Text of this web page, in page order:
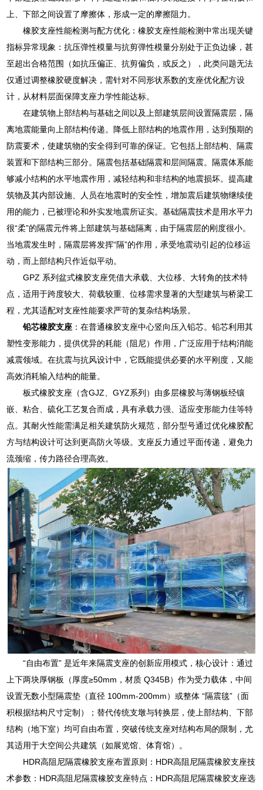
上、下部之间设置了摩擦体，形成一定的摩擦阻力。
橡胶支座性能检测与配方优化：橡胶支座性能检测中常出现关键
指标异常现象：抗压弹性模量与抗剪弹性模量分别处于正负边缘，甚
至超出合格范围（如抗压偏正、抗剪偏负，或反之），此类问题无法
仅通过调整橡胶硬度解决，需针对不同形状系数的支座优化配方设
计，从材料层面保障支座力学性能达标。
在建筑物上部结构与基础之间以及上部建筑层间设置隔震层，隔
离地震能量向上部结构传递。降低上部结构的地震作用，达到预期的
防震要术，使建筑物的安全得到可靠的保证。它包括上部结构、隔震
装置和下部结构三部分。隔震包括基础隔震和层间隔震。隔震体系能
够减小结构的水平地震作用，减轻结构和非结构的地震损坏。提高建
筑物及其内部设施、人员在地震时的安全性，增加震后建筑物继续使
用的能力，已被理论和外实发地震所证实。基础隔震技术是用水平力
很“柔”的隔震元件将上部建筑与基础隔离，由于隔震层的刚度很小。
当地震发生时，隔震层将发挥“隔”的作用，承受地震动引起的位移运
动，而上部结构只作近似平动。
GPZ 系列盆式橡胶支座凭借大承载、大位移、大转角的技术特
点，适用于跨度较大、荷载较重、位移需求显著的大型建筑与桥梁工
程，尤其适配对支座性能要求严苛的复杂结构场景。
铅芯橡胶支座 ：在普通橡胶支座中心竖向压入铅芯。铅芯利用其
塑性变形能力，提供优异的耗能（阻尼）作用，广泛应用于结构消能
减震领域。在抗震与抗风设计中，它既能提供必要的水平刚度，又能
高效消耗输入结构的能量。
板式橡胶支座（含GJZ、GYZ系列）由多层橡胶与薄钢板经镶
嵌、粘合、硫化工艺复合而成，具有承载力强、适应变形能力佳等特
点。其耐火性能需满足相关建筑防火规范，部分型号通过优化橡胶配
方与结构设计可达到更高防火等级。支座反力通过平面传递，避免力
流颈缩，传力路径合理高效。
“自由布置” 是近年来隔震支座的创新应用模式，核心设计：通过
上下两块厚钢板（厚度≥50mm，材质 Q345B）作为受力载体，中间
设置无数小型隔震垫（直径 100mm-200mm）或整体 “隔震毯”（面
积根据结构尺寸定制）；替代传统支墩与转换层，使上部结构、下部
结构（地下室）均可自由布置，突破传统支座对结构布局的限制，尤
其适用于大空间公共建筑（如展览馆、体育馆）。
HDR高阻尼隔震橡胶支座布置原则：HDR高阻尼隔震橡胶支座技
术参数：HDR高阻尼隔震橡胶支座特点：HDR高阻尼隔震橡胶支座选